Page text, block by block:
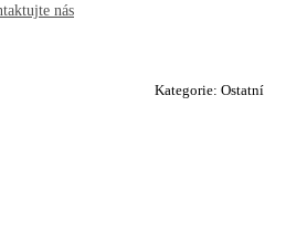
nás
Kategorie: Ostatní